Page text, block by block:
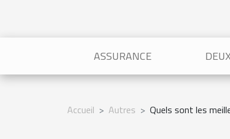
ASSURANCE
Accueil Autres Quels sont les